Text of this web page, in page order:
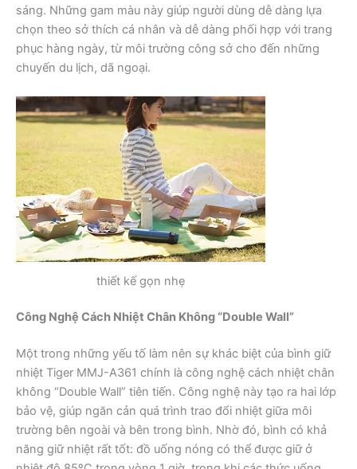
sáng. Những gam màu này giúp người dùng dễ dàng lựa
chọn theo sở thích cá nhân và dễ dàng phối hợp với trang
phục hàng ngày, từ môi trường công sở cho đến những
chuyến du lịch, dã ngoại.
thiết kế gọn nhẹ
Công Nghệ Cách Nhiệt Chân Không “Double Wall”
Một trong những yếu tố làm nên sự khác biệt của bình giữ
nhiệt Tiger MMJ-A361 chính là công nghệ cách nhiệt chân
không “Double Wall” tiên tiến. Công nghệ này tạo ra hai lớp
bảo vệ, giúp ngăn cản quá trình trao đổi nhiệt giữa môi
trường bên ngoài và bên trong bình. Nhờ đó, bình có khả
năng giữ nhiệt rất tốt: đồ uống nóng có thể được giữ ở